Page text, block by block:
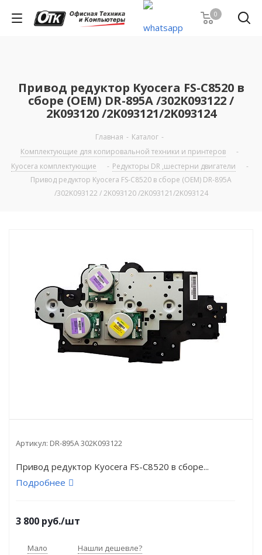
0
Привод редуктор Kyocera FS-C8520 в
сборе (OEM) DR-895A /302K093122 /
2K093120 /2K093121/2K093124
Главная - Каталог -
Комплектующие для копировальной техники и принтеров
-
Kyocera комплектующие
- Редукторы DR ,шестерни двигатели
-
Привод редуктор Kyocera FS-C8520 в сборе (OEM) DR-895A
/302K093122 / 2K093120 /2K093121/2K093124
Артикул: DR-895A 302K093122
Привод редуктор Kyocera FS-C8520 в сборе...
Подробнее
3 800 руб./шт
Мало Нашли дешевле?